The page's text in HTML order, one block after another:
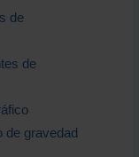
de
de
de gravedad